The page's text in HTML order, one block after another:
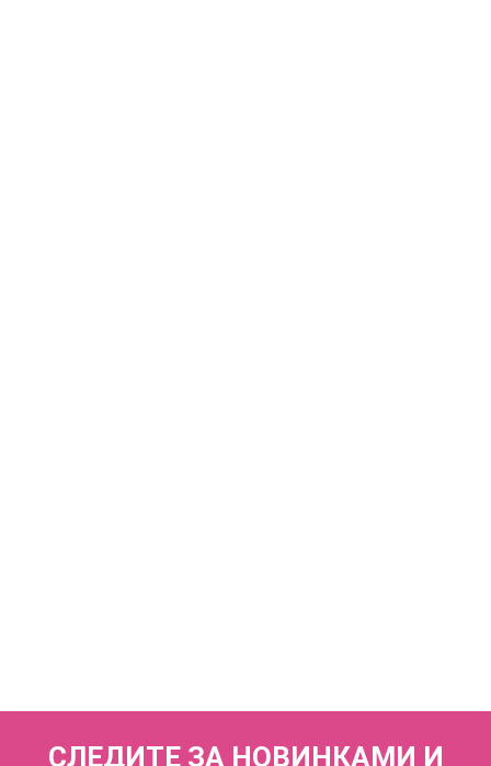
СЛЕДИТЕ ЗА НОВИНКАМИ И